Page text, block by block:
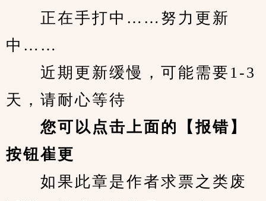
正在手打中……努力更新
中……
近期更新缓慢，可能需要1-3
天，请耐心等待
您可以点击上面的【报错】
按钮崔更
如果此章是作者求票之类废